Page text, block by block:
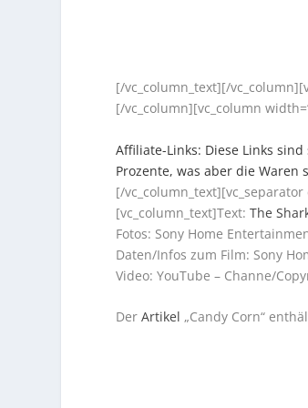
[/vc_column_text][/
[/vc_column][vc_column
Affiliate-Links: Diese Links
Prozente, was aber die
[/vc_column_text][vc_separator
[vc_column_text]Text:The
Fotos: Sony Home
Daten/Infos zum Film: Sony
Video: YouTube – Channe/
DerArtikel „Candy Corn“